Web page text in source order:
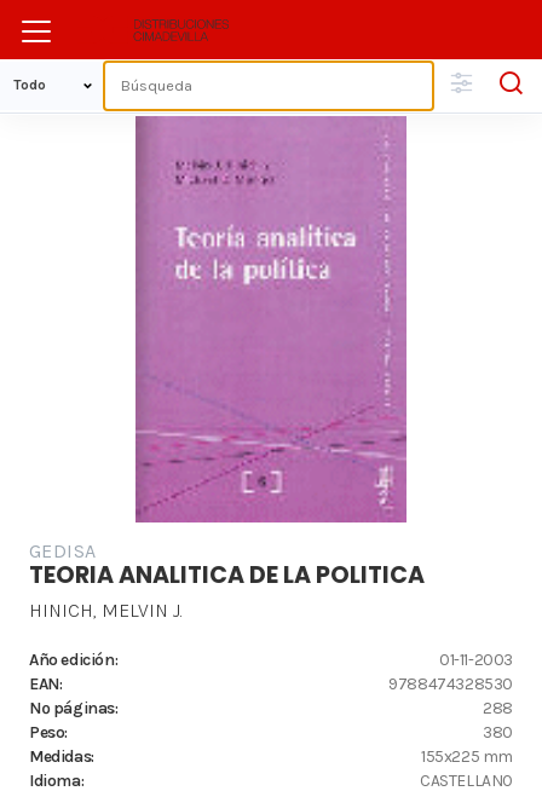
GEDISA
TEORIA ANALITICA DE LA POLITICA
HINICH, MELVIN J.
Año edición:
01-11-2003
EAN:
9788474328530
Nº páginas:
288
Peso:
380
Medidas:
155x225 mm
Idioma:
CASTELLANO